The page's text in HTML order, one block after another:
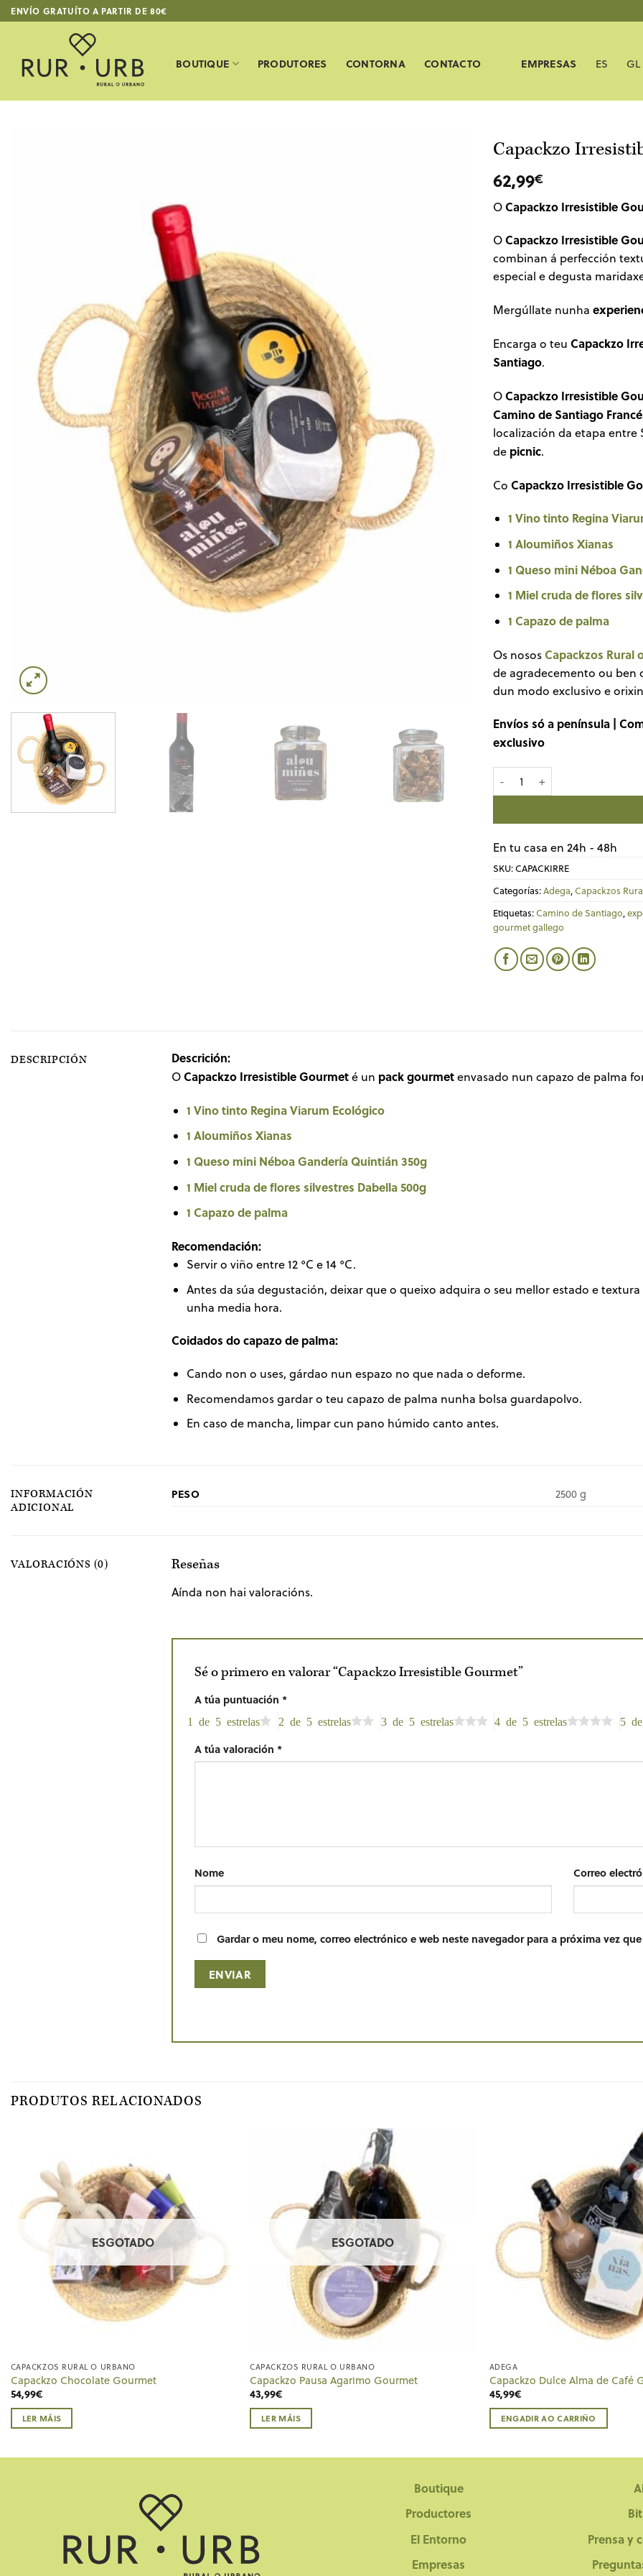
Skip
to
ENVÍO GRATUÍTO A PARTIR DE 80€
BOUTIQUE PRODUTORES CONTORNA CONTACTO EMPRESAS ES GL
Capackzo
62,99€
OCapackzo Irresistible
OCapackzo Irresistible
combinan á perfección
especial e degusta
Mergúllate nunha
Encarga o teu Capackzo
Santiago.
OCapackzo Irresistible
Camino de Santiago
localización da etapa entre
de picnic.
Co Capackzo Irresistible
1 Vino tinto Regina
1 Aloumiños Xianas
1 Queso mini Néboa
1 Miel cruda de flores
1 Capazo de palma
Os nososCapackzos Rural
de agradecemento ou ben
dun modo exclusivo e
Envíos só a península |
exclusivo
Capackzo Irresistible Gourmet
En tu casa en 24h - 48h
SKU:CAPACKIRRE
Categorías:Adega,Capackzos
Etiquetas:Camino de Santiago,
gourmet gallego
DESCRIPCIÓN Descrición:
OCapackzo Irresistible Gourmeté un pack gourmetenvasado nun capazo de palma
1 Vino tinto Regina Viarum Ecológico
1 Aloumiños Xianas
1 Queso mini Néboa Gandería Quintián 350g
1 Miel cruda de flores silvestres Dabella 500g
1 Capazo de palma
Recomendación:
Servir o viño entre 12 °C e 14 °C.
Antes da súa degustación, deixar que o queixo adquira o seu mellor estado e
unha media hora.
Coidados do capazo de palma:
Cando non o uses, gárdao nun espazo no que nada o deforme.
Recomendamos gardar o teu capazo de palma nunha bolsa guardapolvo.
En caso de mancha, limpar cun pano húmido canto antes.
INFORMACIÓN
ADICIONAL
PESO 2500 g
VALORACIÓNS (0) Reseñas
Aínda non hai valoracións.
Sé o primero en valorar “Capackzo Irresistible Gourmet”
A túa puntuación *
1 de 5 estrelas 2 de 5 estrelas 3 de 5 estrelas 4 de 5 estrelas 5
A túa valoración *
Nome Correo
Gardar o meu nome, correo electrónico e web neste navegador para a próxima vez
PRODUTOS RELACIONADOS
ESGOTADO
CAPACKZOS RURAL O URBANO
Capackzo Chocolate Gourmet
54,99€
LER MÁIS
ESGOTADO
CAPACKZOS RURAL O URBANO
Capackzo Pausa Agarimo Gourmet
43,99€
LER MÁIS
ADEGA
Capackzo Dulce Alma de Café
45,99€
ENGADIR AO CARRIÑO
Boutique
Productores
El Entorno
Empresas
Prensa y